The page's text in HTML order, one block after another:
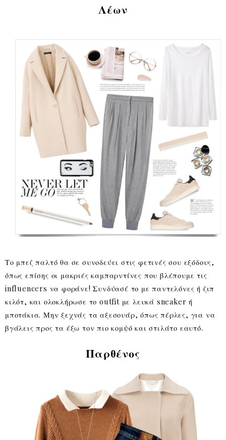
Λέων
Το μπεζ παλτό θα σε συνοδεύει στις φετινές σου εξόδους,
όπως επίσης οι μακριές καμπαρντίνες που βλέπουμε τις
influencers να φοράνε! Συνδύασέ το με παντελόνες ή ζιπ
κιλότ, και ολοκλήρωσε το outfit με λευκά sneaker ή
μποτάκια. Μην ξεχνάς τα αξεσουάρ, όπως πέρλες, για να
βγάλεις προς τα έξω τον πιο κομψό και στιλάτο εαυτό.
Παρθένος